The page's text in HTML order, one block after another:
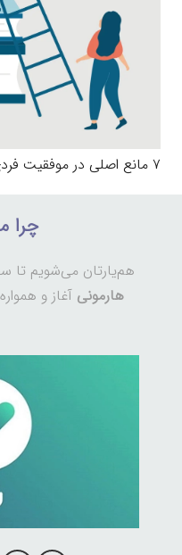
۷ مانع اصلی در موفقیت فردی
چرا
هم‌یارتان می‌شویم تا
هارمونی آغاز و